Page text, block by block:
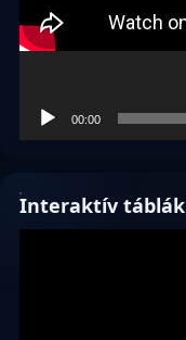
00:00
Interaktív táblák